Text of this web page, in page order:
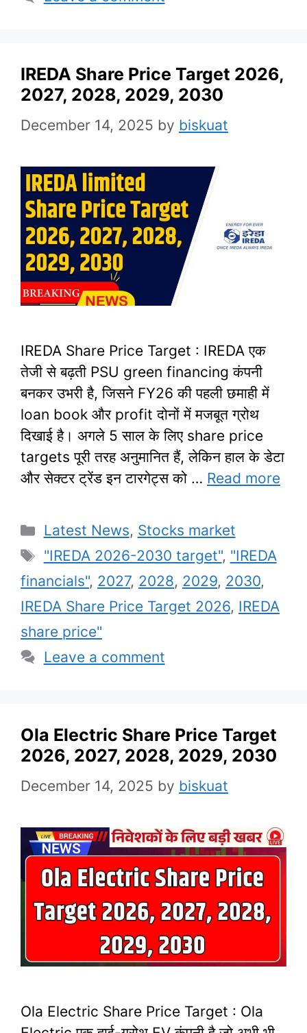
IREDA Share Price Target 2026,
2027, 2028, 2029, 2030
December 14, 2025 by biskuat
IREDA Share Price Target : IREDA एक
तेजी से बढ़ती PSU green financing कंपनी
बनकर उभरी है, जिसने FY26 की पहली छमाही में
loan book और profit दोनों में मजबूत ग्रोथ
दिखाई है। अगले 5 साल के लिए share price
targets पूरी तरह अनुमानित हैं, लेकिन हाल के डेटा
और सेक्टर ट्रेंड इन टारगेट्स को … Read more
Categories
Latest News, Stocks market
Tags
"IREDA 2026-2030 target", "IREDA
financials", 2027, 2028, 2029, 2030,
IREDA Share Price Target 2026, IREDA
share price"
Leave a comment
Ola Electric Share Price Target
2026, 2027, 2028, 2029, 2030
December 14, 2025 by biskuat
Ola Electric Share Price Target : Ola